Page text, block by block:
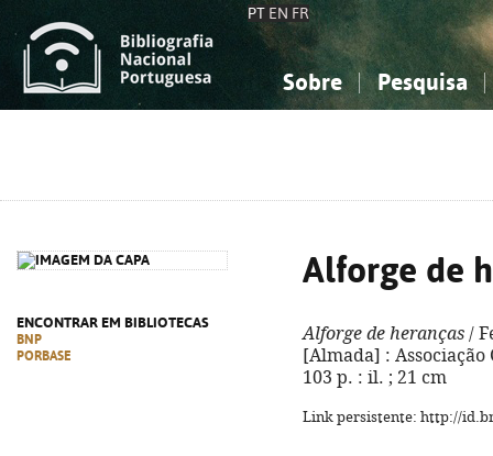
PT EN FR
Sobre Pesquisa
ENCONTRAR EM BIBLIOTECAS
BNP
PORBASE
Alforge de
Alforge de heranças /
[Almada] :
103 p. : il. ; 21 cm
Link persistente: http://